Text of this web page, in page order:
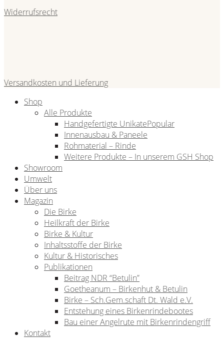
Widerrufsrecht
Versandkosten und Lieferung
Shop
Alle Produkte
Handgefertigte Unikate
Innenausbau & Paneele
Rohmaterial – Rinde
Weitere Produkte – In unserem GSH Shop
Showroom
Umwelt
Über uns
Magazin
Die Birke
Heilkraft der Birke
Birke & Kultur
Inhaltsstoffe der Birke
Kultur & Historisches
Publikationen
Beitrag NDR “Betulin”
Goetheanum – Birkenhut & Betulin
Birke – Sch.Gem.schaft Dt. Wald e.V.
Entstehung eines Birkenrindebootes
Bau einer Angelrute mit Birkenrindengriff
Kontakt